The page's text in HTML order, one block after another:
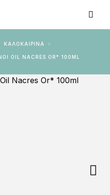
ΚΑΛΟΚΑΙΡΙΝΑ
OIL NACRES OR* 100ML